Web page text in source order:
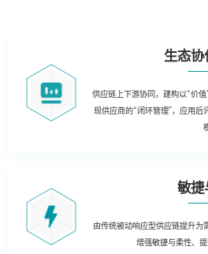
生态协
供应链上下游协同，建构以“价
现供应商的“闭环管理”，应用后
敏捷
由传统被动响应型供应链提升为
增强敏捷与柔性、